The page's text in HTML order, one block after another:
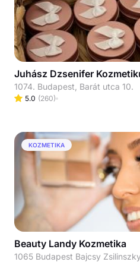
Juhász Dzsenifer
1074. Budapest, Barát utca 10.
5.0 (260)
KOZMETIKA
Beauty Landy Kozmetika
1065 Budapest Bajcsy